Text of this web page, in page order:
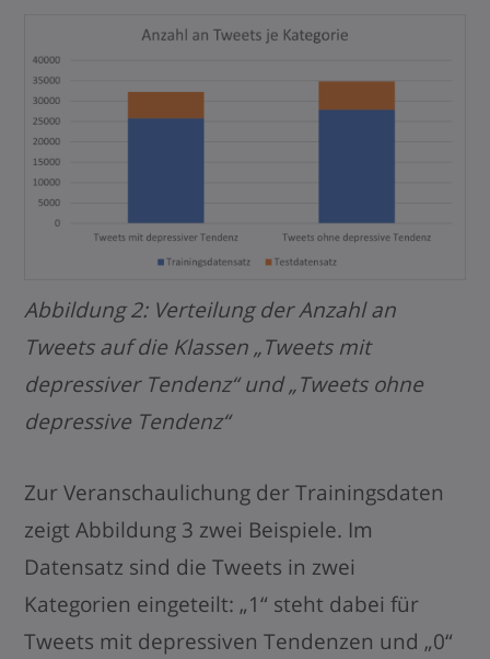
Abbildung 2: Verteilung der Anzahl an
Tweets auf die Klassen „Tweets mit
depressiver Tendenz“ und „Tweets ohne
depressive Tendenz“
Zur Veranschaulichung der Trainingsdaten
zeigt Abbildung 3 zwei Beispiele. Im
Datensatz sind die Tweets in zwei
Kategorien eingeteilt: „1“ steht dabei für
Tweets mit depressiven Tendenzen und „0“